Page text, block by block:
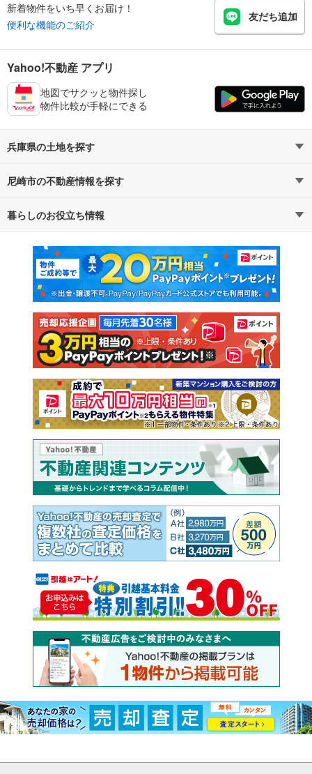
新着物件をいち早くお届け！
便利な機能のご紹介
友だち追加
Yahoo!不動産 アプリ
地図でサクッと物件探し
物件比較が手軽にできる
兵庫県の土地を探す
路線・駅から探す
通勤・通学時間から探す
尼崎市の不動産情報を探す
不動産・住宅
新築マンション 中古マンション
新築一戸建て 中古一戸建て
注文住宅 土地
売却査定
暮らしのお役立ち情報
マンションカタログ 教えて！住まいの先生